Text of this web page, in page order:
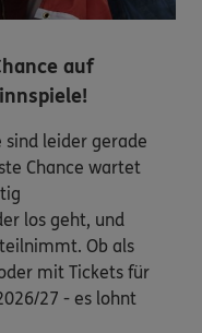
auf
sind leider gerade
Chance wartet
los geht, und
Ob als
mit Tickets für
27 - es lohnt